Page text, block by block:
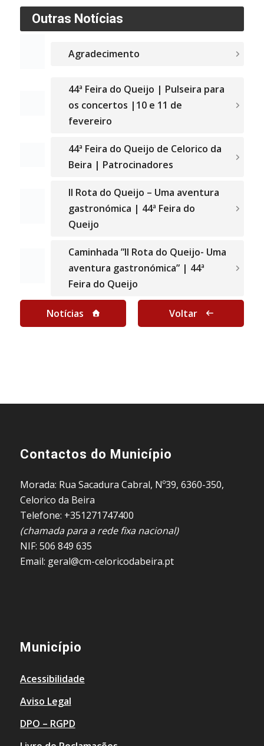
Outras Notícias
Agradecimento
44ª Feira do Queijo | Pulseira para
os concertos |10 e 11 de
fevereiro
44ª Feira do Queijo de Celorico da
Beira | Patrocinadores
II Rota do Queijo – Uma aventura
gastronómica | 44ª Feira do
Queijo
Caminhada ”II Rota do Queijo- Uma
aventura gastronómica” | 44ª
Feira do Queijo
Notícias Voltar
Contactos do Município
Morada: Rua Sacadura Cabral, Nº39, 6360-350,
Celorico da Beira
Telefone: +351271747400
(chamada para a rede fixa nacional)
NIF: 506 849 635
Email: geral@cm-celoricodabeira.pt
Município
Acessibilidade
Aviso Legal
DPO – RGPD